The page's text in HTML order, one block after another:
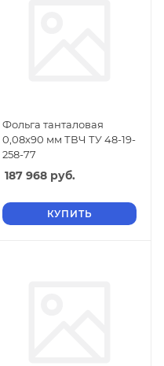
Фольга танталовая
0,08х90 мм ТВЧ ТУ 48-19-
258-77
187 968 руб.
КУПИТЬ